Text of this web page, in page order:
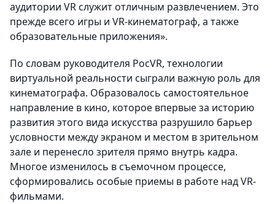
аудитории VR служит отличным развлечением. Это
прежде всего игры и VR-кинематограф, а также
образовательные приложения».
По словам руководителя РосVR, технологии
виртуальной реальности сыграли важную роль для
кинематографа. Образовалось самостоятельное
направление в кино, которое впервые за историю
развития этого вида искусства разрушило барьер
условности между экраном и местом в зрительном
зале и перенесло зрителя прямо внутрь кадра.
Многое изменилось в съемочном процессе,
сформировались особые приемы в работе над VR-
фильмами.